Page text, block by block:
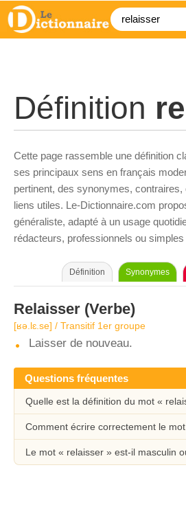
Définition
Cette page rassemble une définition
ses principaux sens en français
pertinent, des synonymes, contraires,
liens utiles. Le-Dictionnaire.com
généraliste, adapté à un usage
rédacteurs, professionnels ou
Définition Synonymes
Relaisser (Verbe)
[ʁə.lɛ.se] / Transitif 1er groupe
Laisser de nouveau.
Questions fréquentes
Quelle est la définition du mot «
Comment écrire correctement le
Le mot « relaisser » est-il masculin